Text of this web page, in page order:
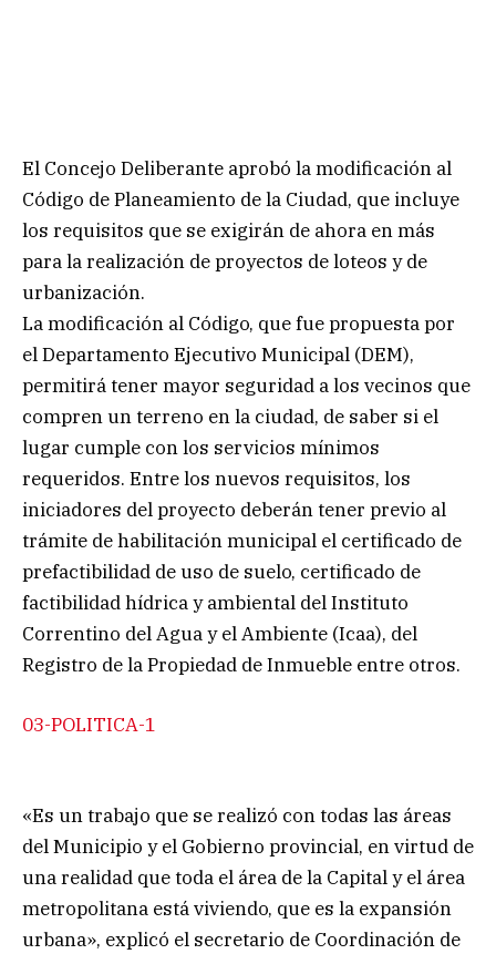
El Concejo Deliberante aprobó la modificación al
Código de Planeamiento de la Ciudad, que incluye
los requisitos que se exigirán de ahora en más
para la realización de proyectos de loteos y de
urbanización.
La modificación al Código, que fue propuesta por
el Departamento Ejecutivo Municipal (DEM),
permitirá tener mayor seguridad a los vecinos que
compren un terreno en la ciudad, de saber si el
lugar cumple con los servicios mínimos
requeridos. Entre los nuevos requisitos, los
iniciadores del proyecto deberán tener previo al
trámite de habilitación municipal el certificado de
prefactibilidad de uso de suelo, certificado de
factibilidad hídrica y ambiental del Instituto
Correntino del Agua y el Ambiente (Icaa), del
Registro de la Propiedad de Inmueble entre otros.
03-POLITICA-1
«Es un trabajo que se realizó con todas las áreas
del Municipio y el Gobierno provincial, en virtud de
una realidad que toda el área de la Capital y el área
metropolitana está viviendo, que es la expansión
urbana», explicó el secretario de Coordinación de